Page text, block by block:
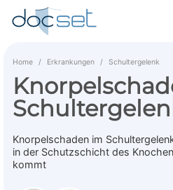
Home Erkrankungen Schultergelenk
Knorpelschaden im
in der Schutzschicht des
kommt